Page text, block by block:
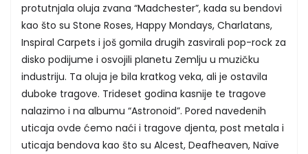
protutnjala oluja zvana “Madchester”, kada su bendovi
kao što su Stone Roses, Happy Mondays, Charlatans,
Inspiral Carpets i još gomila drugih zasvirali pop-rock za
disko podijume i osvojili planetu Zemlju u muzičku
industriju. Ta oluja je bila kratkog veka, ali je ostavila
duboke tragove. Trideset godina kasnije te tragove
nalazimo i na albumu “Astronoid”. Pored navedenih
uticaja ovde ćemo naći i tragove djenta, post metala i
uticaja bendova kao što su Alcest, Deafheaven, Naïve